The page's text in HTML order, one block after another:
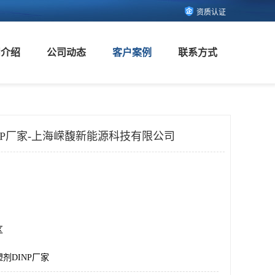
资质认证
绍 公司动态 客户案例 联系方式
厂家-上海嵘馥新能源科技有限公司
剂DINP厂家